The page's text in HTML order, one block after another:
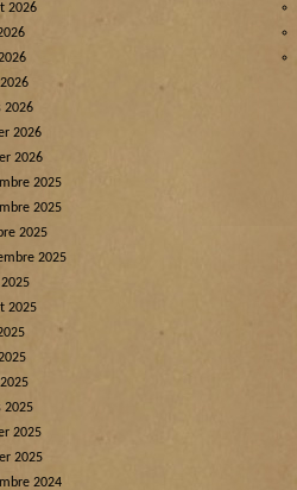
2026
2026
2026
2026
2025
2025
2025
2025
2025
2025
2025
2025
2024